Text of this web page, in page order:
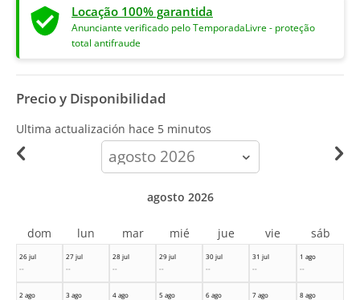
Locação 100% garantida
Anunciante verificado pelo TemporadaLivre - proteção
total antifraude
Precio y Disponibilidad
Ultima actualización hace 5 minutos
calendar-
month
26 jul
--
27 jul
--
28 jul
--
29 jul
--
30 jul
--
31 jul
--
1 ago
--
2 ago
3 ago
4 ago
5 ago
6 ago
7 ago
8 ago
agosto 2026
dom lun mar mié jue vie sáb